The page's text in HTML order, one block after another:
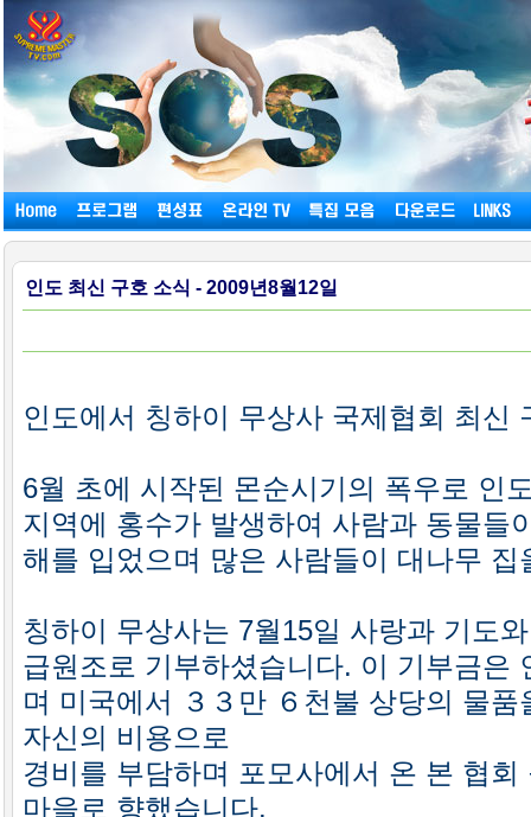
인도 최신 구호 소식 - 2009년8월12일
인도에서 칭하이 무상사 국제협회 최신
6월 초에 시작된 몬순시기의 폭우로 인
지역에 홍수가 발생하여 사람과 동물들
해를 입었으며 많은 사람들이 대나무 집
칭하이 무상사는 7월15일 사랑과 기도
급원조로 기부하셨습니다. 이 기부금은
며 미국에서 ３３만 ６천불 상당의 물
자신의 비용으로
경비를 부담하며 포모사에서 온 본 협
마을로 향했습니다.